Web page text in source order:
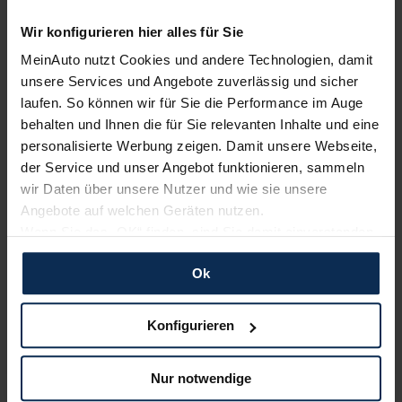
Wir konfigurieren hier alles für Sie
MeinAuto nutzt Cookies und andere Technologien, damit
unsere Services und Angebote zuverlässig und sicher
laufen. So können wir für Sie die Performance im Auge
behalten und Ihnen die für Sie relevanten Inhalte und eine
personalisierte Werbung zeigen. Damit unsere Webseite,
der Service und unser Angebot funktionieren, sammeln
wir Daten über unsere Nutzer und wie sie unsere
Angebote auf welchen Geräten nutzen.
und erlauben uns Cookies für unseren Service zu
verwenden und diese Daten an Dritte weiterzugeben,
etwa an unsere Marketingpartner. Falls Sie dem nicht
zustimmen möchten, beschränken wir uns auf die
dann nicht auf Sie zuschneiden und Sie somit nicht
perfekt auf dem Weg zu Ihrem Neuwagen unterstützen.
Ok
Konfigurieren
Nur notwendige
BMW Nissan